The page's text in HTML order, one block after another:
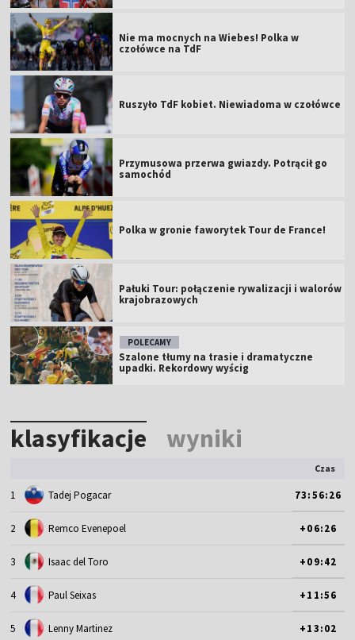
Nie ma mocnych na Wiebes! Polka w
czołówce na TdF
Ruszyło TdF kobiet. Niewiadoma w czołówce
Przymusowa przerwa gwiazdy. Potrącił go
samochód
Polka w gronie faworytek Tour de France!
Pałuki Tour: połączenie rywalizacji i walorów
krajobrazowych
POLECAMY
Szalone tłumy na trasie i dramatyczne
upadki. Rekordowy wyścig
klasyfikacje wyniki
Czas
1 Tadej Pogacar 73:56:26
2 Remco Evenepoel +06:26
3 Isaac del Toro +09:42
4 Paul Seixas +11:56
5 Lenny Martinez +13:02